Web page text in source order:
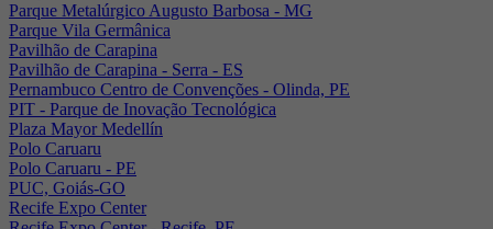
Parque Metalúrgico Augusto Barbosa - MG
Parque Vila Germânica
Pavilhão de Carapina
Pavilhão de Carapina - Serra - ES
Pernambuco Centro de Convenções - Olinda, PE
PIT - Parque de Inovação Tecnológica
Plaza Mayor Medellín
Polo Caruaru
Polo Caruaru - PE
PUC, Goiás-GO
Recife Expo Center